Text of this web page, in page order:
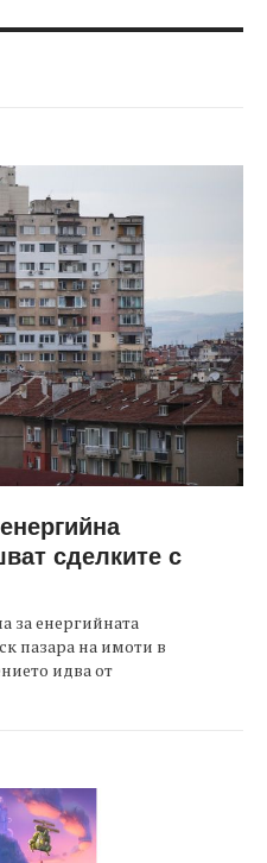
сделките с
за енергийната
пазара на имоти в
идва от